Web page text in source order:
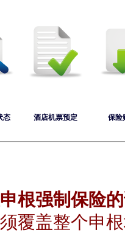
态 酒店机票预定 保险
根强制保险
覆盖整个申